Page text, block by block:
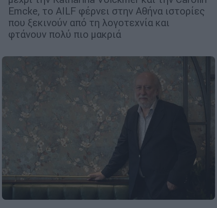
Emcke, το AILF φέρνει στην Αθήνα ιστορίες
που ξεκινούν από τη λογοτεχνία και
φτάνουν πολύ πιο μακριά